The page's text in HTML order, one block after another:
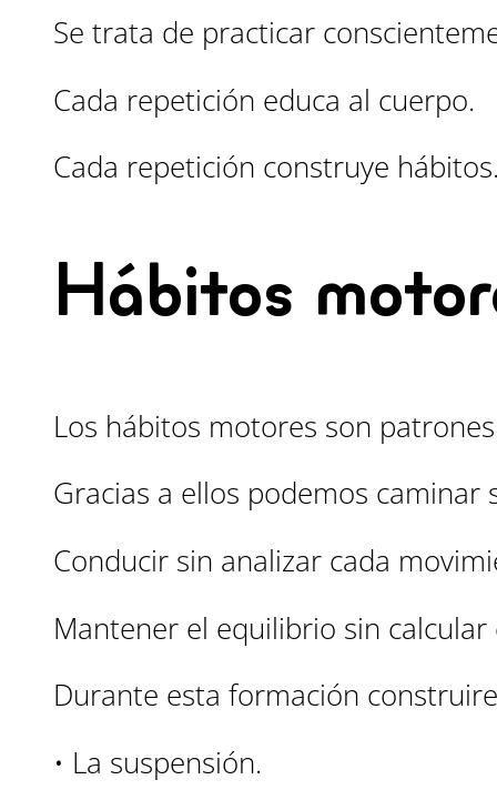
Se trata de practicar
Cada repetición educa al cuerpo.
Cada repetición construye
Hábitos
Los hábitos motores son
Gracias a ellos podemos caminar
Conducir sin analizar cada
Mantener el equilibrio sin
Durante esta formación
• La suspensión.